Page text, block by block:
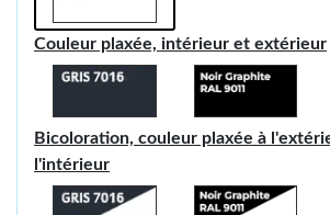
Couleur plaxée, intérieur et extérieur
Bicoloration, couleur plaxée à
l'intérieur